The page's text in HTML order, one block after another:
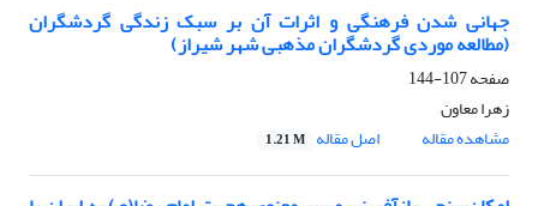
جهانی شدن فرهنگی و اثرات آن بر سبک زندگی گردشگران
(مطالعه موردی گردشگران مذهبی شهر شیراز)
صفحه107-144
زهرا معاون
مشاهده مقاله
اصل مقاله 1.21 M